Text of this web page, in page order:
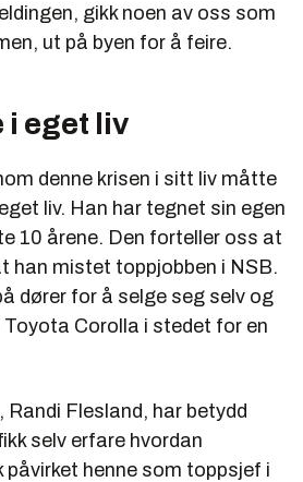
gikk noen av oss som
ut på byen for å feire.
i eget liv
denne krisen i sitt liv måtte
liv. Han har tegnet sin egen
10 årene. Den forteller oss at
han mistet toppjobben i NSB.
dører for å selge seg selv og
Corolla i stedet for en
Flesland, har betydd
selv erfare hvordan
påvirket henne som toppsjef i